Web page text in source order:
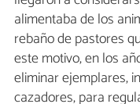
alimentaba de los
rebaño de pastores
este motivo, en los
eliminar ejemplares,
cazadores, para